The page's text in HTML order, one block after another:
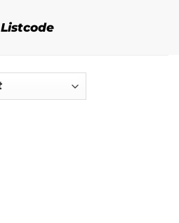
Listcode